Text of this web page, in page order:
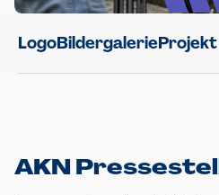
LogoBildergalerieProjekt
AKN